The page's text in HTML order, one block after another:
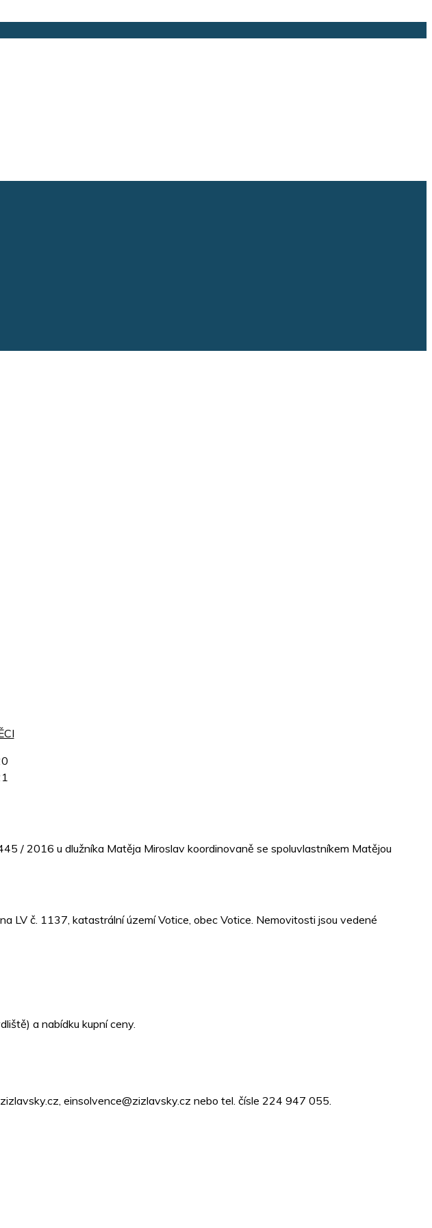
/ 2016 u dlužníka Matěja Miroslav koordinovaně se spoluvlastníkem Matějou
LV č. 1137, katastrální území Votice, obec Votice. Nemovitosti jsou vedené
a nabídku kupní ceny.
einsolvence@zizlavsky.cz nebo tel. čísle 224 947 055.